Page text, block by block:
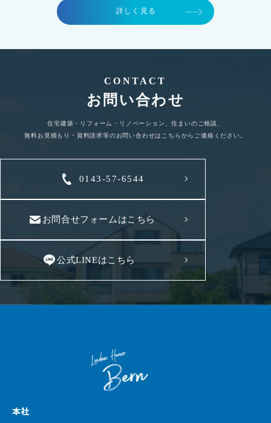
詳しく見る
CONTACT
お問い合わせ
住宅建築・リフォーム・リノベーション、住まいのご相談、
無料お見積もり・資料請求等のお問い合わせはこちらからご連絡ください。
0143-57-6544
お問合せフォームはこちら
公式LINEはこちら
本社